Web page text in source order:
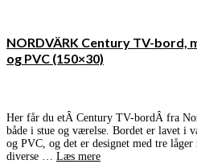
NORDVÄRK Century TV-bord,
og PVC (150×30)
Her får du etÂ Century TV-bordÂ fra
både i stue og værelse. Bordet er lavet i
og PVC, og det er designet med tre
diverse … Læs mere